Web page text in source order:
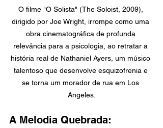
O filme "O Solista" (The Soloist, 2009),
dirigido por Joe Wright, irrompe como uma
obra cinematográfica de profunda
relevância para a psicologia, ao retratar a
história real de Nathaniel Ayers, um músico
talentoso que desenvolve esquizofrenia e
se torna um morador de rua em Los
Angeles.
A Melodia Quebrada: